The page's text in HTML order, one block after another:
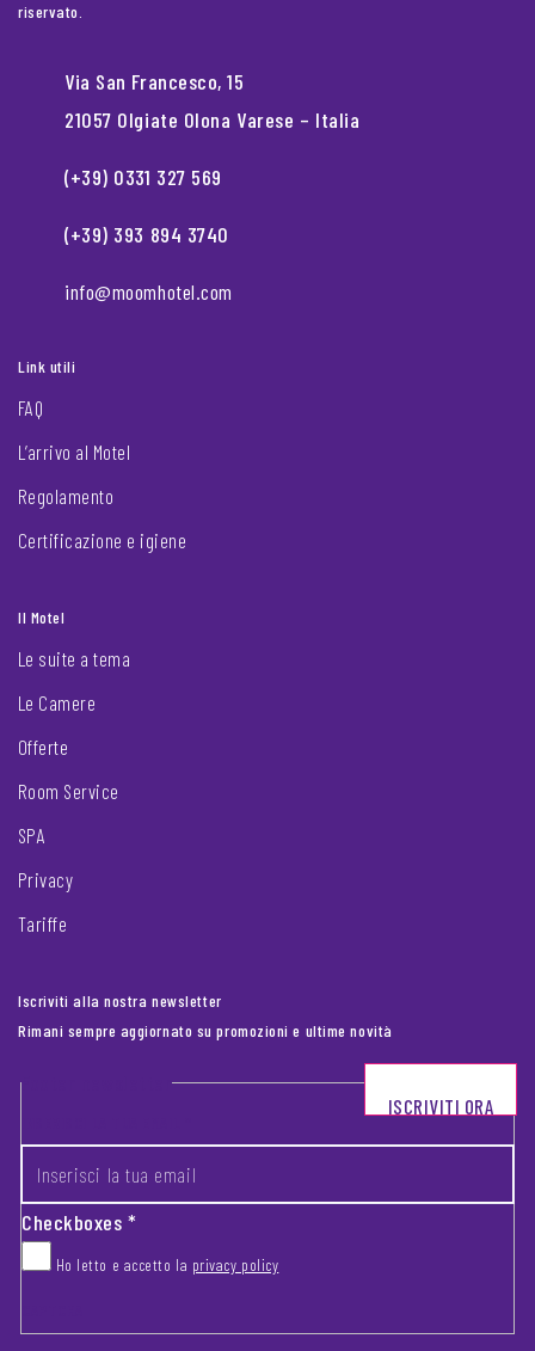
riservato.
Via San Francesco, 15
21057 Olgiate Olona Varese – Italia
(+39) 0331 327 569
(+39) 393 894 3740
info@moomhotel.com
Link utili
FAQ
L’arrivo al Motel
Regolamento
Certificazione e igiene
Il Motel
Le suite a tema
Le Camere
Offerte
Room Service
SPA
Privacy
Tariffe
Iscriviti alla nostra newsletter
Rimani sempre aggiornato su promozioni e ultime novità
Footer newsletter
Checkboxes*
Ho letto e accetto la privacy policy
ISCRIVITI ORA